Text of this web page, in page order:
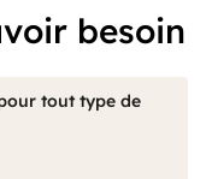
besoin
tout type de